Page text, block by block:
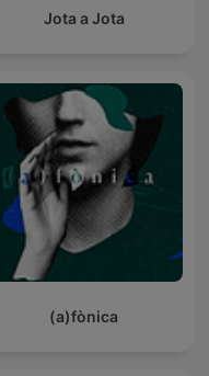
Jota a Jota
(a)fònica